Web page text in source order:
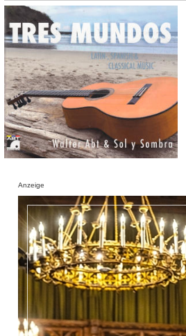
Anzeige